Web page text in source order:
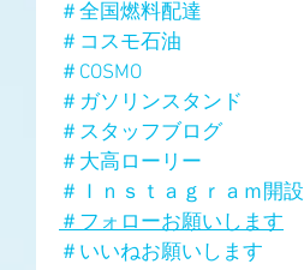
＃全国燃料配達
＃コスモ石油
＃COSMO
＃ガソリンスタンド
＃スタッフブログ
＃大高ローリー
＃Ｉｎｓｔａｇｒａｍ開設
＃フォローお願いします
＃いいねお願いします